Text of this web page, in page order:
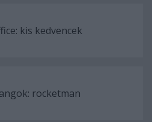
kis kedvencek
rocketman